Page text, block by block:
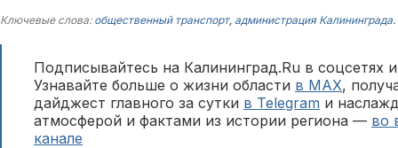
Ключевые слова: общественный транспорт, администрация Калининграда.
Подписывайтесь на Калининград.Ru в соцсетях
Узнавайте больше о жизни области в MAX,
дайджест главного за сутки в Telegram и
атмосферой и фактами из истории региона — во
канале